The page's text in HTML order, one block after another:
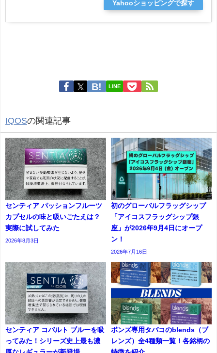
Yahooショッピングで探す
LINE
IQOSの関連記事
センティア パッションフルーツ
カプセルの味と吸いごたえは？
実際に試してみた
2026年8月3日
初のグローバルフラッグシップ
「アイコスフラッグシップ銀
座」が2026年9月4日にオープ
ン！
2026年7月16日
センティア コバルト ブルーを吸
ってみた！シリーズ史上最も濃
ボンズ専用タバコのblends（ブ
レンズ）全4種類一覧！各銘柄の